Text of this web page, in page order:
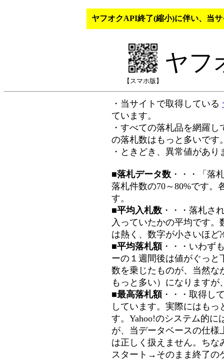
ヤフオクAPI終了(縮小)に伴い、当
【スマホ版】
ヤフ
・当サイトで取得している
ています。
・すべての落札品を網羅
の落札数はもっと多いです
・ときどき、異常値があ
■落札データ数 ・・・「落
落札件数の70～80%です。
す。
■平均入札数 ・・・落札さ
入っていたかの平均です
は熱く、数字が小さいほど
■平均落札額 ・・・いわず
ーの１週間後は値がぐっと
数を乗じたものが、当然な
もっと多い）になります
■最高落札額 ・・・取得し
しています。実際にはも
す。Yahoo!のシステム的に
が、当データベースの仕様
は正しく扱えません。ちな
スタート→そのまま終了の